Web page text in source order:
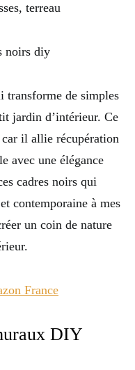
terreau
transforme de simples
jardin d’intérieur. Ce
il allie récupération
avec une élégance
cadres noirs qui
contemporaine à mes
un coin de nature
France
DIY